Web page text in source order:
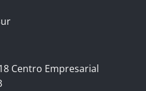
Centro Empresarial